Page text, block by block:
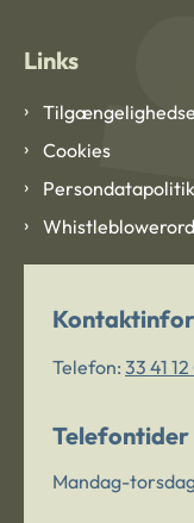
Links
Cookies
Persondatapolitik
Telefon: 33 41
Telefontider
Mandag-